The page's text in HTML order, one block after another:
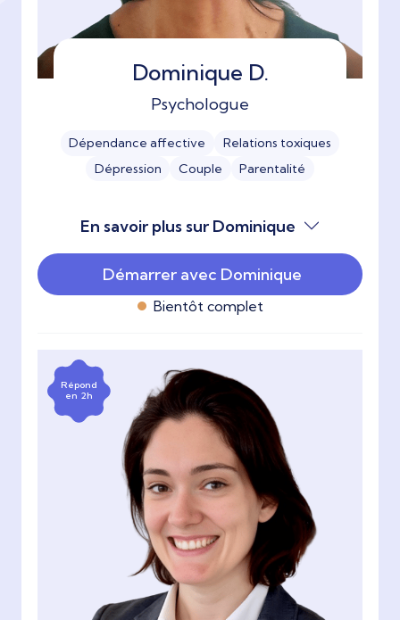
Dominique D.
Psychologue
Dépendance affective
Relations toxiques
Dépression
Couple Parentalité
En savoir plus sur Dominique
Démarrer avec Dominique
Bientôt complet
Répond
en 2h